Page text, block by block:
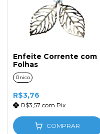
Enfeite Corrente com
Folhas
Único
R$3,76
R$3,57 com Pix
COMPRAR